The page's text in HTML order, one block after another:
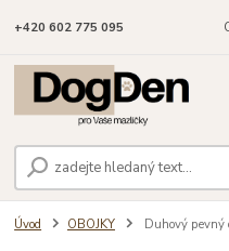
+420 602 775 095
Úvod OBOJKY Duhový pevný